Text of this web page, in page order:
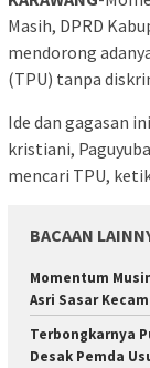
Masih, DPRD
mendorong
(TPU) tanpa
Ide dan gagasan
kristiani,
mencari TPU,
BACAAN
Momentum
Asri Sasar
Terbongkarnya
Desak Pemda